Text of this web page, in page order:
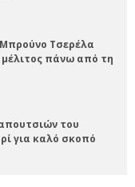
Τσερέλα
μέλιτος πάνω από τη
του
για καλό σκοπό